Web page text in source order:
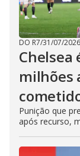
DO R7/31/07/2026
Chelsea
milhões
Punição que
após recurso,